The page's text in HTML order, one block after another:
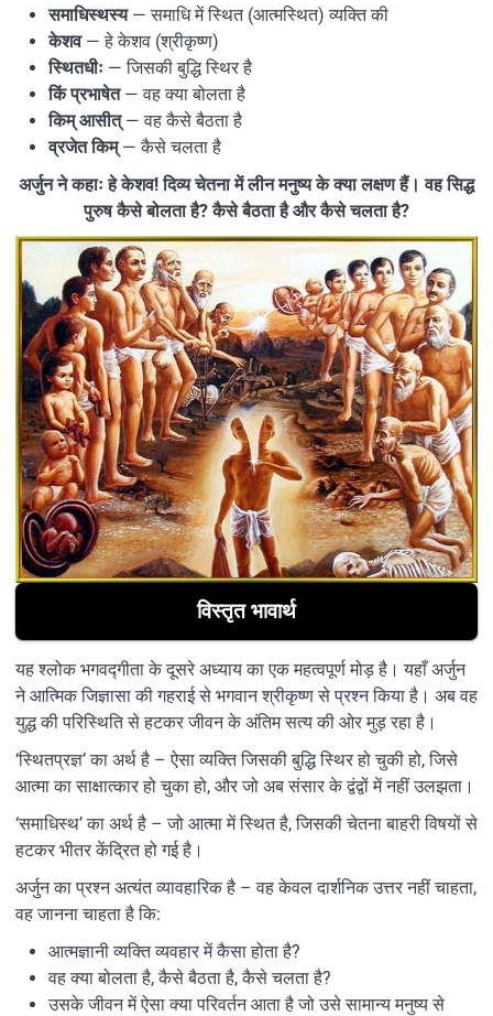
समाधिस्थस्य— समाधि में स्थित (आत्मस्थित) व्यक्ति की
केशव— हे केशव (श्रीकृष्ण)
स्थितधीः — जिसकी बुद्धि स्थिर है
किं प्रभाषेत— वह क्या बोलता है
किम् आसीत्— वह कैसे बैठता है
व्रजेत किम्— कैसे चलता है
अर्जुन ने कहाः हे केशव! दिव्य चेतना में लीन मनुष्य के क्या लक्षण हैं। वह सिद्ध
पुरुष कैसे बोलता है? कैसे बैठता है और कैसे चलता है?
विस्तृत भावार्थ
यह श्लोक भगवद्गीता के दूसरे अध्याय का एक महत्वपूर्ण मोड़ है। यहाँ अर्जुन
ने आत्मिक जिज्ञासा की गहराई से भगवान श्रीकृष्ण से प्रश्न किया है। अब वह
युद्ध की परिस्थिति से हटकर जीवन के अंतिम सत्य की ओर मुड़ रहा है।
‘स्थितप्रज्ञ’ का अर्थ है – ऐसा व्यक्ति जिसकी बुद्धि स्थिर हो चुकी हो, जिसे
आत्मा का साक्षात्कार हो चुका हो, और जो अब संसार के द्वंद्वों में नहीं उलझता।
‘समाधिस्थ’ का अर्थ है – जो आत्मा में स्थित है, जिसकी चेतना बाहरी विषयों से
हटकर भीतर केंद्रित हो गई है।
अर्जुन का प्रश्न अत्यंत व्यावहारिक है – वह केवल दार्शनिक उत्तर नहीं चाहता,
वह जानना चाहता है कि:
आत्मज्ञानी व्यक्ति व्यवहार में कैसा होता है?
वह क्या बोलता है, कैसे बैठता है, कैसे चलता है?
उसके जीवन में ऐसा क्या परिवर्तन आता है जो उसे सामान्य मनुष्य से